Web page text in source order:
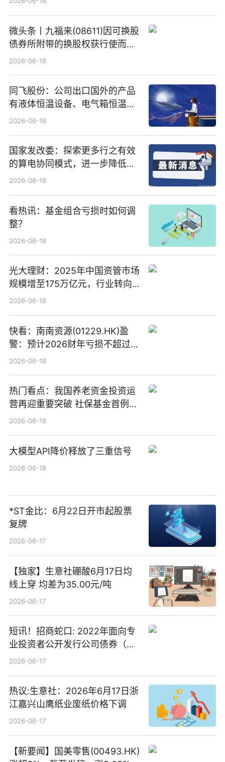
微头条丨九福来(08611)因可换股
债券所附带的换股权获行使而发
行5200万股
2026-06-18
同飞股份：公司出口国外的产品
有液体恒温设备、电气箱恒温装
置、纯水冷却单元和特种换热器
2026-06-18
国家发改委：探索更多行之有效
的算电协同模式，进一步降低网
络传输时延_最资讯
2026-06-18
看热讯：基金组合亏损时如何调
整？
2026-06-18
光大理财：2025年中国资管市场
规模增至175万亿元，行业转向
“量质并重”
2026-06-18
快看：南南资源(01229.HK)盈
警：预计2026财年亏损不超过
1000万港元
2026-06-18
热门看点：我国养老资金投资运
营再迎重要突破 社保基金首例期
货账户完成开立
2026-06-18
大模型API降价释放了三重信号
2026-06-18
*ST金比：6月22日开市起股票
复牌
2026-06-17
【独家】生意社硼酸6月17日均
线上穿 均差为35.00元/吨
2026-06-17
短讯！招商蛇口: 2022年面向专
业投资者公开发行公司债券（第
二期）（品种二）2026年付息公
2026-06-17
热议:生意社：2026年6月17日浙
江嘉兴山鹰纸业废纸价格下调
2026-06-17
【新要闻】国美零售(00493.HK)